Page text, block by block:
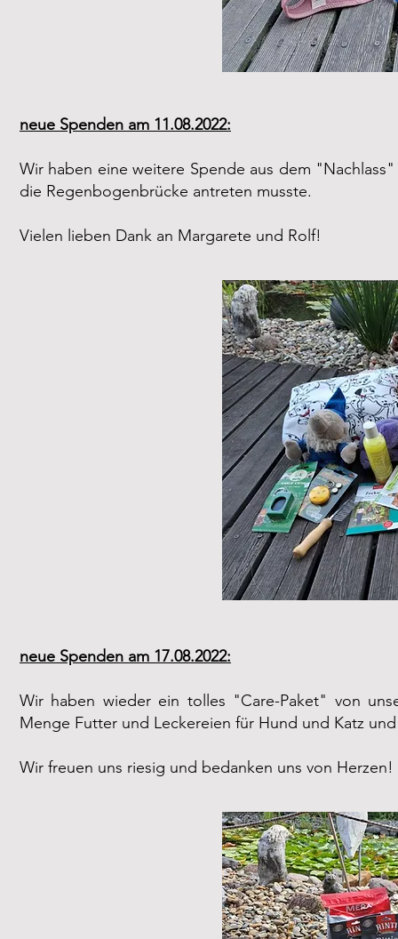
neue Spenden am 11.08.2022:
Wir haben eine weitere Spende aus dem
die Regenbogenbrücke antreten musste.
Vielen lieben Dank an Margarete und Rolf!
neue Spenden am 17.08.2022:
Wir haben wieder ein tolles "Care-Paket" von
Menge Futter und Leckereien für Hund und Katz
Wir freuen uns riesig und bedanken uns von Herzen!